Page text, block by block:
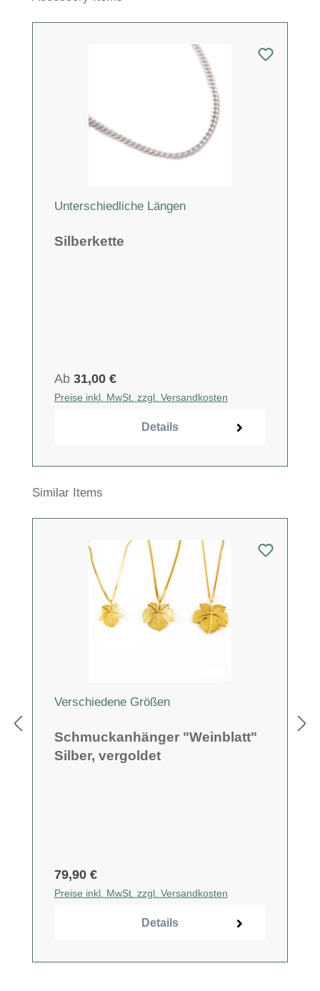
Unterschiedliche Längen
Silberkette
Ab 31,00 €
Preise inkl. MwSt. zzgl. Versandkosten
Details
Produktgalerie überspringen
Similar Items
Verschiedene Größen
Schmuckanhänger "Weinblatt"
Silber, vergoldet
79,90 €
Preise inkl. MwSt. zzgl. Versandkosten
Details